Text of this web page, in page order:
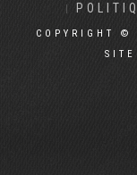
COPYRIGHT ©